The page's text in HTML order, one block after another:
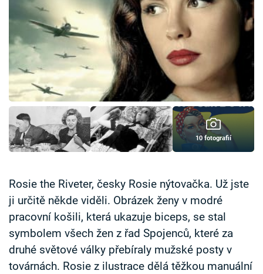
TV Program
Časopis
Sledujte prima+
Přihlášení
10 fotografií
Rosie the Riveter, česky Rosie nýtovačka. Už jste
ji určitě někde viděli. Obrázek ženy v modré
pracovní košili, která ukazuje biceps, se stal
symbolem všech žen z řad Spojenců, které za
druhé světové války přebíraly mužské posty v
továrnách. Rosie z ilustrace dělá těžkou manuální